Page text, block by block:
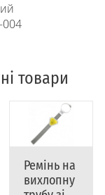
004
товари
Ремінь на
вихлопну